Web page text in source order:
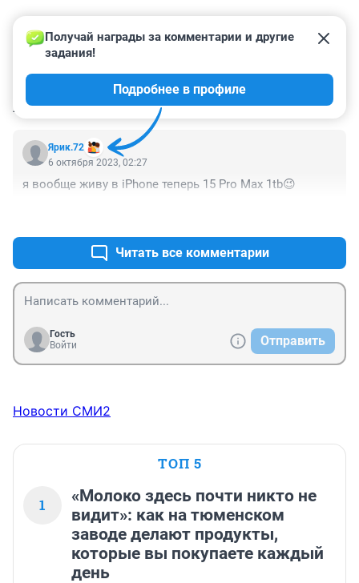
КОММЕНТАРИИ 1
Ярик.72
Получай награды за комментарии и другие
задания!
Подробнее в профиле
6 октября 2023, 02:27
я вообще живу в iPhone теперь 15 Pro Max 1tb😉
Читать все комментарии
Гость
Войти
Отправить
Новости СМИ2
ТОП 5
1
«Молоко здесь почти никто не
видит»: как на тюменском
заводе делают продукты,
которые вы покупаете каждый
день